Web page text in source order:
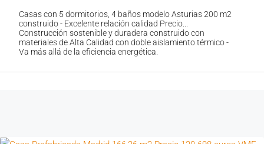
Casas con 5 dormitorios, 4 baños modelo Asturias 200 m2
construido - Excelente relación calidad Precio...
Construcción sostenible y duradera construido con
materiales de Alta Calidad con doble aislamiento térmico -
Va más allá de la eficiencia energética.